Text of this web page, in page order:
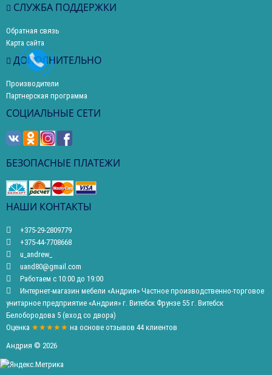
СЛУЖБА ПОДДЕРЖКИ
Обратная связь
Карта сайта
ДОПОЛНИТЕЛЬНО
Производители
Партнерская программа
СОЦИАЛЬНЫЕ СЕТИ
БЕЗОПАСНЫЕ ПЛАТЕЖИ
НАШИ КОНТАКТЫ
+375-29-2809779
+375-44-7708668
u_andrew_
uand80@gmail.com
Работаем с 10:00 до 19:00
Интернет-магазин мебели «Андрия» Частное производственно-торговое
унитарное предприятие «Андрия» г. Витебск Фрунзе 55 г. Витебск
Белобородова 5 (вход со двора)
Оценка ★★★★★ на основе отзывов 44 клиентов
Андрия © 2026